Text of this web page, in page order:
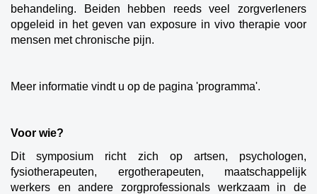
behandeling. Beiden hebben reeds veel zorgverleners
opgeleid in het geven van exposure in vivo therapie voor
mensen met chronische pijn.
Meer informatie vindt u op de pagina 'programma'.
Voor wie?
Dit symposium richt zich op artsen, psychologen,
fysiotherapeuten, ergotherapeuten, maatschappelijk
werkers en andere zorgprofessionals werkzaam in de